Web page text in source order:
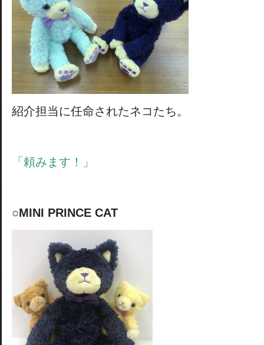
紹介担当に任命されたネコたち。
「頼みます！」
○MINI PRINCE CAT